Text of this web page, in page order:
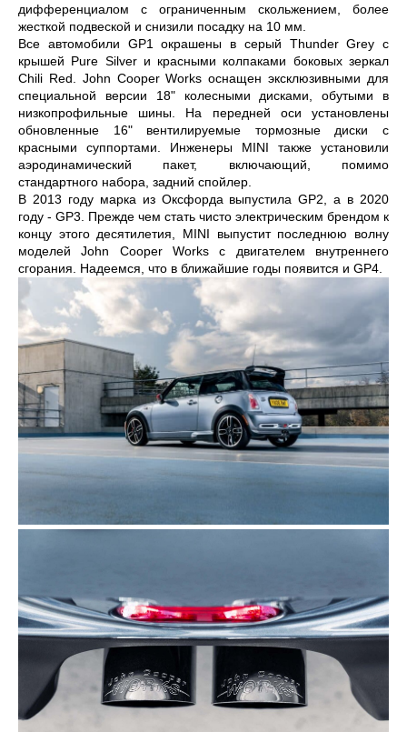
дифференциалом с ограниченным скольжением, более
жесткой подвеской и снизили посадку на 10 мм.
Все автомобили GP1 окрашены в серый Thunder Grey с
крышей Pure Silver и красными колпаками боковых зеркал
Chili Red. John Cooper Works оснащен эксклюзивными для
специальной версии 18" колесными дисками, обутыми в
низкопрофильные шины. На передней оси установлены
обновленные 16" вентилируемые тормозные диски с
красными суппортами. Инженеры MINI также установили
аэродинамический пакет, включающий, помимо
стандартного набора, задний спойлер.
В 2013 году марка из Оксфорда выпустила GP2, а в 2020
году - GP3. Прежде чем стать чисто электрическим брендом к
концу этого десятилетия, MINI выпустит последнюю волну
моделей John Cooper Works с двигателем внутреннего
сгорания. Надеемся, что в ближайшие годы появится и GP4.